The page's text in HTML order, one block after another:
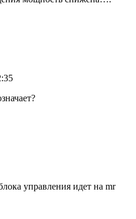
управления идет на mr